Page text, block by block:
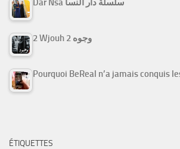
Dar Nsa سلسلة دار النسا
2 Wjouh 2 وجوه
Pourquoi BeReal n’a jamais conquis
ÉTIQUETTES